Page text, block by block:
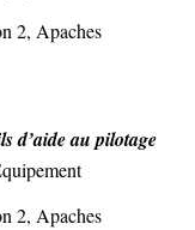
2, Apaches
d’aide au pilotage
2, Apaches